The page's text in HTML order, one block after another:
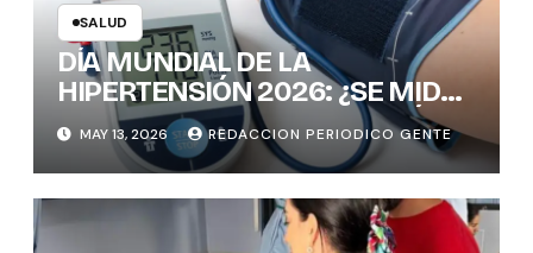
SALUD
DÍA MUNDIAL DE LA
HIPERTENSIÓN 2026: ¿SE MIDE
CORRECTAMENTE LA PRESIÓN
ARTERIAL? CLAVES PARA EVITAR
ERRORES
MAY 13, 2026 REDACCION PERIODICO GENTE